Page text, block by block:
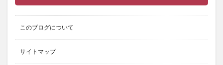
このブログについて
サイトマップ